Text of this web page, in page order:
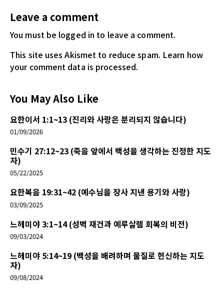
Leave a comment
You must be logged in to leave a comment.
This site uses Akismet to reduce spam. Learn how
your comment data is processed.
You May Also Like
요한이서 1:1~13 (진리와 사랑은 분리되지 않습니다)
01/09/2026
민수기 27:12~23 (죽음 앞에서 백성을 생각하는 진정한 지도
자)
05/22/2025
요한복음 19:31~42 (예수님을 장사 지낸 용기와 사랑)
03/09/2025
느헤미야 3:1~14 (성벽 재건과 예루살렘 회복의 비전)
09/03/2024
느헤미야 5:14~19 (백성을 배려하며 물질로 헌신하는 지도
자)
09/08/2024